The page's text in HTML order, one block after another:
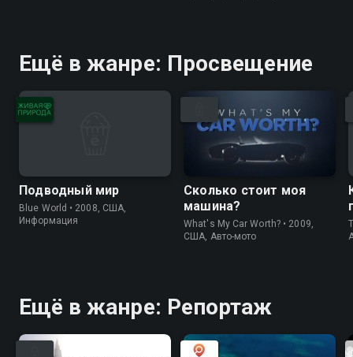
Ещё в жанре: Просвещение
Подводный мир
Blue World • 2008, США,
Информация
Сколько стоит моя
машина?
What's My Car Worth? • 2009,
США, Авто-мото
Ещё в жанре: Репортаж